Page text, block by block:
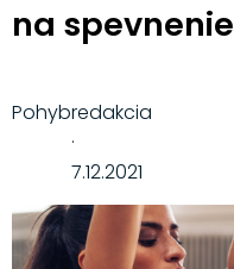
na
Pohybredakcia
·
7.12.2021